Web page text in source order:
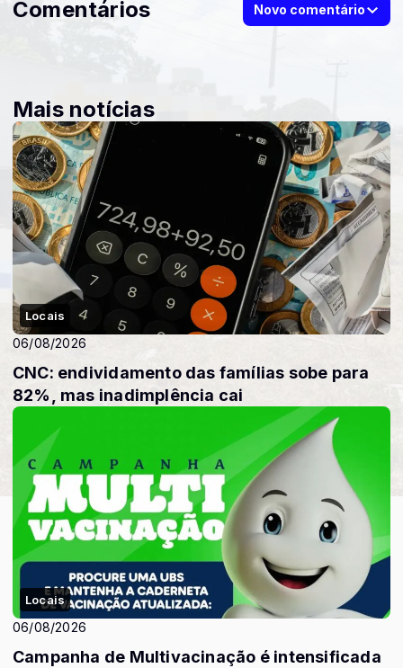
Comentários Novo comentário
Mais notícias
Locais
06/08/2026
CNC: endividamento das famílias sobe para
82%, mas inadimplência cai
Locais
06/08/2026
Campanha de Multivacinação é intensificada